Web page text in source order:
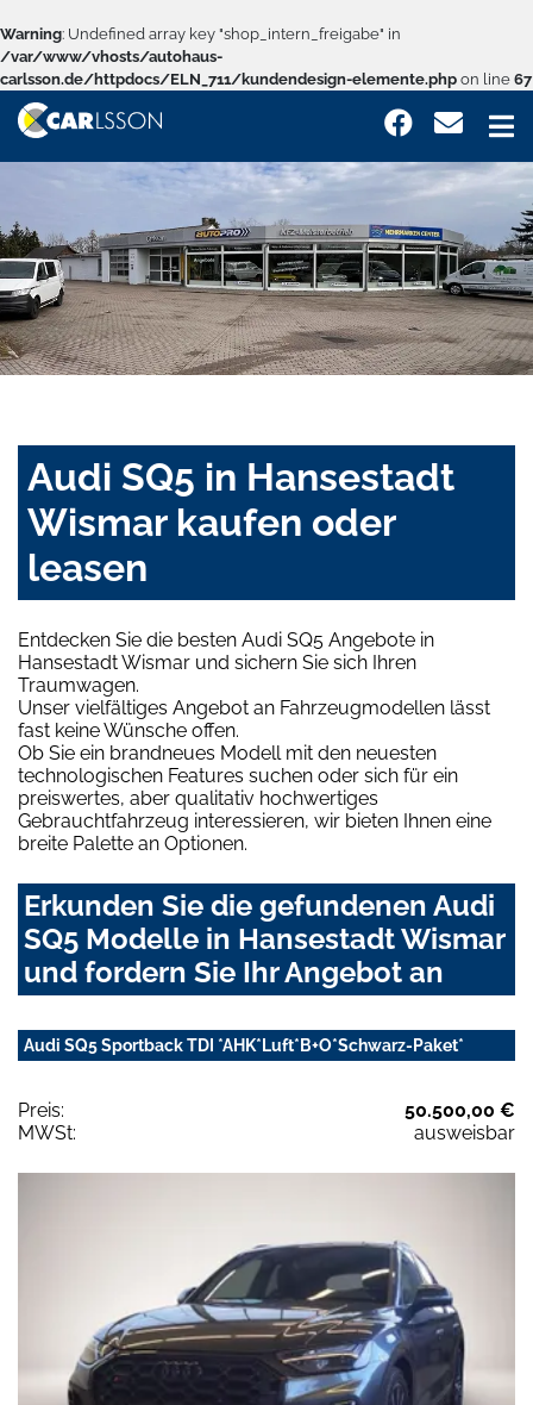
Warning: Undefined array key "shop_intern_freigabe" in
/var/www/vhosts/autohaus-
carlsson.de/httpdocs/ELN_711/kundendesign-elemente.php on line 67
Audi SQ5 in Hansestadt
Wismar kaufen oder
leasen
Entdecken Sie die besten Audi SQ5 Angebote in
Hansestadt Wismar und sichern Sie sich Ihren
Traumwagen.
Unser vielfältiges Angebot an Fahrzeugmodellen lässt
fast keine Wünsche offen.
Ob Sie ein brandneues Modell mit den neuesten
technologischen Features suchen oder sich für ein
preiswertes, aber qualitativ hochwertiges
Gebrauchtfahrzeug interessieren, wir bieten Ihnen eine
breite Palette an Optionen.
Erkunden Sie die gefundenen Audi
SQ5 Modelle in Hansestadt Wismar
und fordern Sie Ihr Angebot an
Audi SQ5 Sportback TDI *AHK*Luft*B+O*Schwarz-Paket*
Preis:
50.500,00 €
MWSt:
ausweisbar